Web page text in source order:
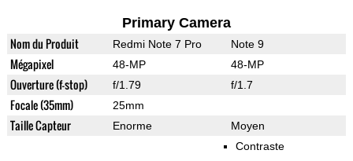
Primary Camera
Nom du Produit Redmi Note 7 Pro Note 9
Mégapixel 48-MP 48-MP
Ouverture (f-stop) f/1.79 f/1.7
Focale (35mm) 25mm
Taille Capteur Enorme Moyen
Contraste